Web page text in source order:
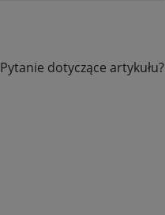
Pytanie dotyczące artykułu?